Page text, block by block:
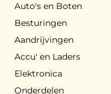
Auto's en Boten
Besturingen
Aandrijvingen
Accu' en Laders
Elektronica
Onderdelen